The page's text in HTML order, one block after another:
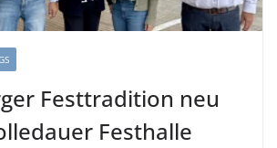
Festtradition neu
Festhalle